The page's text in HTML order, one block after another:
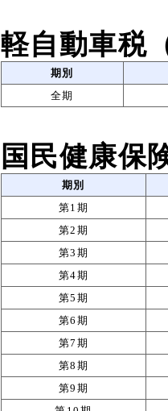
軽自動車税
期別
全期
国民健康保
期別
第1期
第2期
第3期
第4期
第5期
第6期
第7期
第8期
第9期